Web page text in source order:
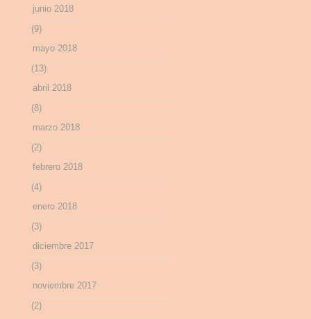
junio 2018
(9)
mayo 2018
(13)
abril 2018
(8)
marzo 2018
(2)
febrero 2018
(4)
enero 2018
(3)
diciembre 2017
(3)
noviembre 2017
(2)